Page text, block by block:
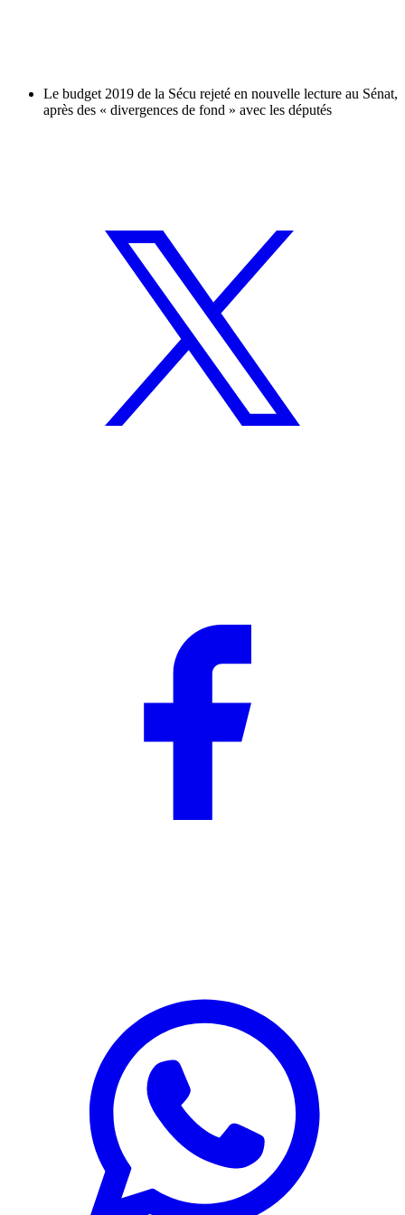
Le budget 2019 de la Sécu rejeté en nouvelle lecture au Sénat,
après des « divergences de fond » avec les députés